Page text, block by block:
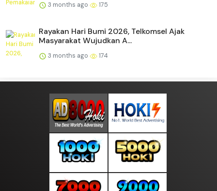
3 months ago 175
Rayakan Hari Bumi 2026, Telkomsel Ajak
Masyarakat Wujudkan A...
3 months ago 174